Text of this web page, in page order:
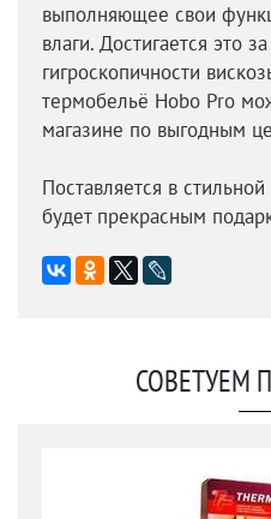
выполняющее свои
влаги. Достигается это
гигроскопичности
термобельё Hobo Pro
магазине по выгодным
Поставляется в
будет прекрасным
СОВЕТУЕМ